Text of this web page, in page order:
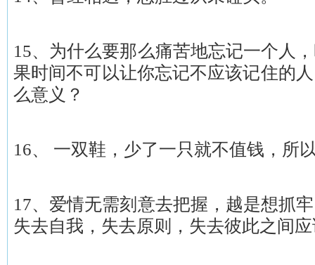
15、为什么要那么痛苦地忘记一个人
果时间不可以让你忘记不应该记住的
么意义？
16、 一双鞋，少了一只就不值钱，所
17、爱情无需刻意去把握，越是想抓
失去自我，失去原则，失去彼此之间